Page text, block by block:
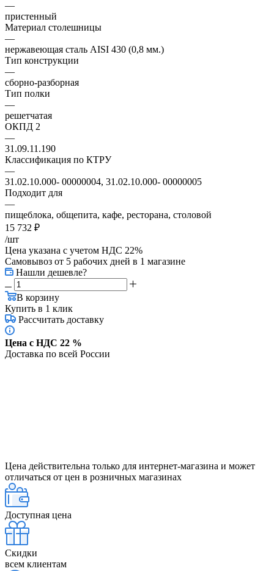
—
пристенный
Материал столешницы
—
нержавеющая сталь AISI 430 (0,8 мм.)
Тип конструкции
—
сборно-разборная
Тип полки
—
решетчатая
ОКПД 2
—
31.09.11.190
Классификация по КТРУ
—
31.02.10.000- 00000004, 31.02.10.000- 00000005
Подходит для
—
пищеблока, общепита, кафе, ресторана, столовой
15 732 ₽
/шт
Цена указана с учетом НДС 22%
Самовывоз от 5 рабочих дней в 1 магазине
Нашли дешевле?
В корзину
Купить в 1 клик
Рассчитать доставку
Цена с НДС 22 %
Доставка по всей России
Цена действительна только для интернет-магазина и может
отличаться от цен в розничных магазинах
Доступная цена
Скидки
всем клиентам